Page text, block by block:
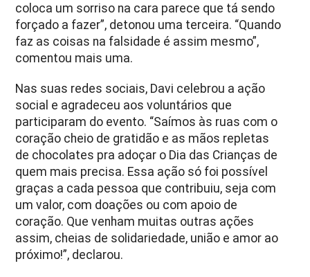
coloca um sorriso na cara parece que tá sendo
forçado a fazer”, detonou uma terceira. “Quando
faz as coisas na falsidade é assim mesmo”,
comentou mais uma.
Nas suas redes sociais, Davi celebrou a ação
social e agradeceu aos voluntários que
participaram do evento. “Saímos às ruas com o
coração cheio de gratidão e as mãos repletas
de chocolates pra adoçar o Dia das Crianças de
quem mais precisa. Essa ação só foi possível
graças a cada pessoa que contribuiu, seja com
um valor, com doações ou com apoio de
coração. Que venham muitas outras ações
assim, cheias de solidariedade, união e amor ao
próximo!”, declarou.